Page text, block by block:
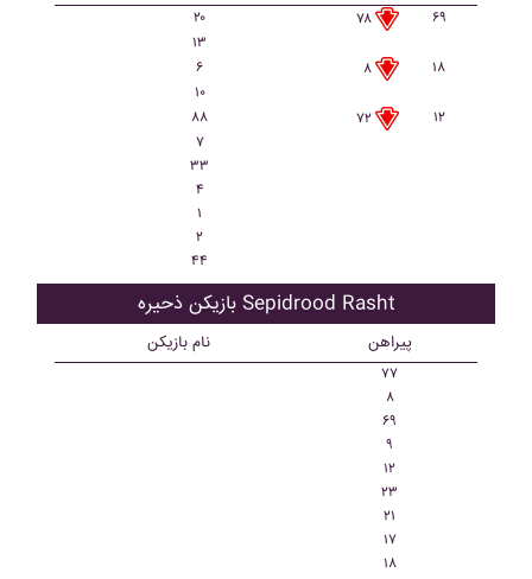
۲۰ ۷۸
۶۹
۱۳
۶
۸
۱۸
۱۰
۸۸
۷۲
۱۲
۷
۳۳
۴
۱
۲
۴۴
بازیکن ذحیره Sepidrood Rasht
نام بازیکن پیراهن
۷۷
۸
۶۹
۹
۱۲
۲۳
۲۱
۱۷
۱۸